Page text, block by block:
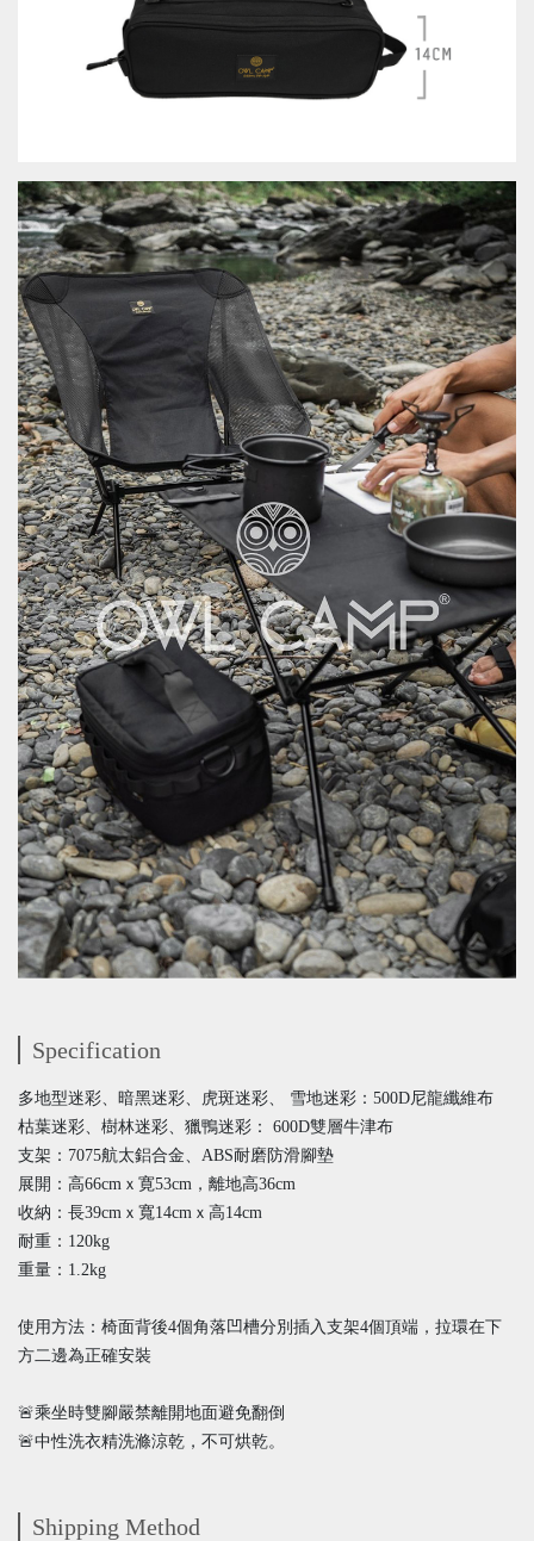
Specification
多地型迷彩、暗黑迷彩、虎斑迷彩、 雪地迷彩：500D尼龍纖維布
枯葉迷彩、樹林迷彩、獵鴨迷彩： 600D雙層牛津布
支架：7075航太鋁合金、ABS耐磨防滑腳墊
展開：高66cmｘ寛53cm，離地高36cm
收納：長39cmｘ寬14cmｘ高14cm
耐重：120kg
重量：1.2kg
使用方法：椅面背後4個角落凹槽分別插入支架4個頂端，拉環在下
方二邊為正確安裝
🚨乘坐時雙腳嚴禁離開地面避免翻倒
🚨中性洗衣精洗滌涼乾，不可烘乾。
Shipping Method